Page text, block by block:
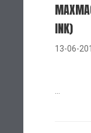
INK)
13-06-